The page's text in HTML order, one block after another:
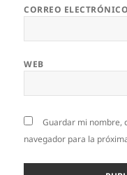
CORREO ELECTRÓNICO
WEB
Guardar mi nombre,
navegador para la